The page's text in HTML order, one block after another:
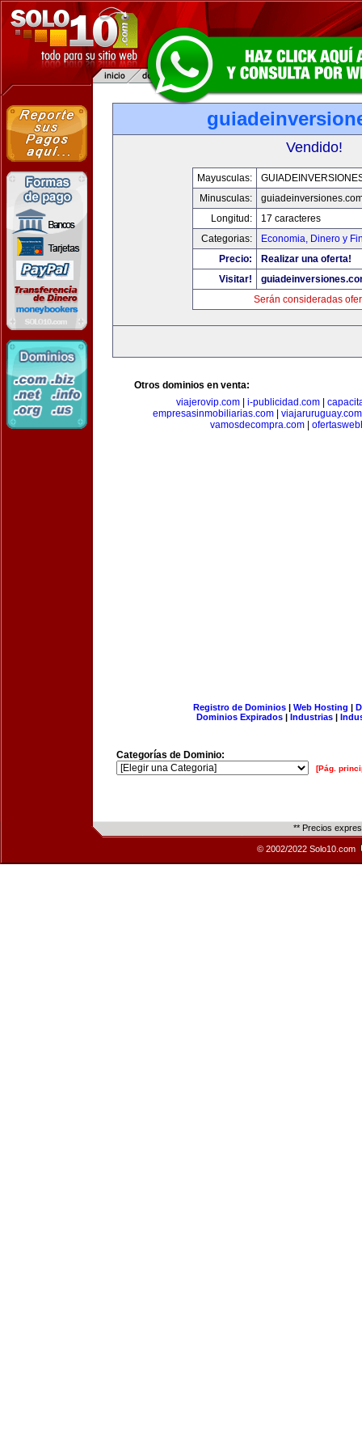
Vendido!
Mayusculas:
Minusculas:
Longitud:
17 caracteres
Categorias:
Economia, Dinero y
Precio:
Realizar una oferta!
Visitar!
Serán consideradas
Otros dominios en venta:
viajerovip.com
i-publicidad.com
empresasinmobiliarias.com
viajaruruguay.com
vamosdecompra.com
Registro de Dominios| Web Hosting |
Dominios Expirados | Industrias |
Categorías de Dominio:
[Pág.
** Precios
© 2002/2022 Solo10.com